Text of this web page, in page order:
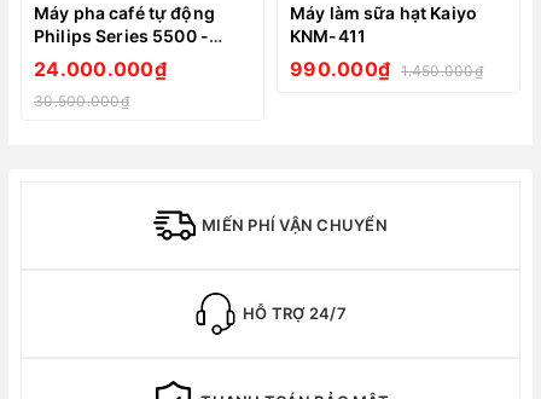
Máy pha café tự động
Philips Series 5500 -
EP5544/50 Màu Xám Đen
- Made in Romania
24.000.000₫
30.500.000₫
Máy làm sữa hạt Kaiyo
KNM-411
990.000₫ 1.450.000₫
MIẾN PHÍ VẬN CHUYỂN
HỖ TRỢ 24/7